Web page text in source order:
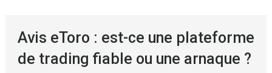
Avis eToro : est-ce une plateforme
de trading fiable ou une arnaque ?